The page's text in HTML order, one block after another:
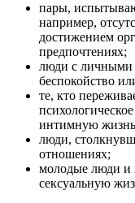
пары,
например,
достижением
предпочтениях;
люди с личными
беспокойство
те, кто
интимную
люди,
отношениях;
молодые люди и
сексуальную